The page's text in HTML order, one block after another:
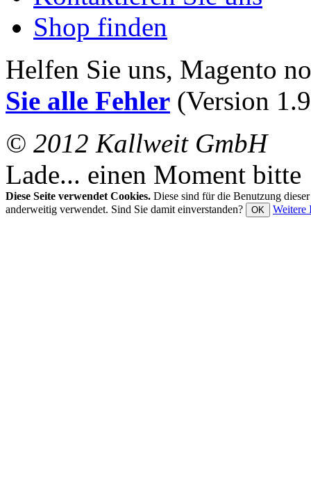
Shop finden
Helfen Sie uns, Magento
Sie alle Fehler (Version
© 2012 Kallweit GmbH
Lade... einen Moment bitte
Diese Seite verwendet Cookies. Diese sind für die Benutzung
anderweitig verwendet. Sind Sie damit einverstanden?
OK Weitere